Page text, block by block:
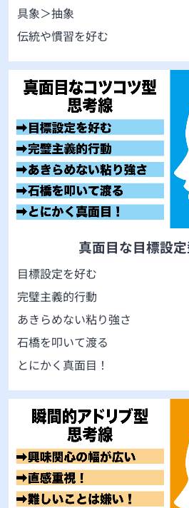
具象＞抽象
伝統や慣習を好む
真面目な目標設
目標設定を好む
完璧主義的行動
あきらめない粘り強さ
石橋を叩いて渡る
とにかく真面目！